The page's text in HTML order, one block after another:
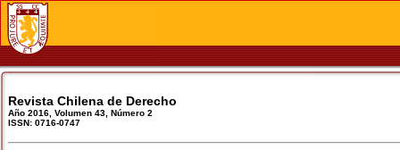
Revista Chilena de Derecho
Año 2016, Volumen 43, Número 2
ISSN: 0716-0747